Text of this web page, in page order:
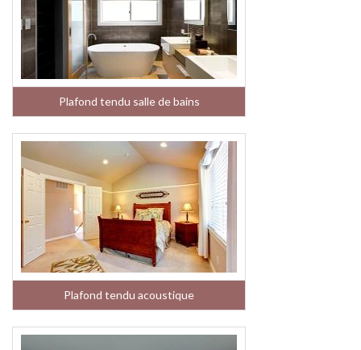
Plafond tendu salle de bains
Plafond tendu acoustique